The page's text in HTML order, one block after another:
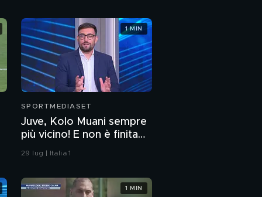
SPORTMEDIASET
Juve, Kolo Muani sempre
più vicino! E non è finita
29 lug | Italia 1
1 MIN
1 MIN